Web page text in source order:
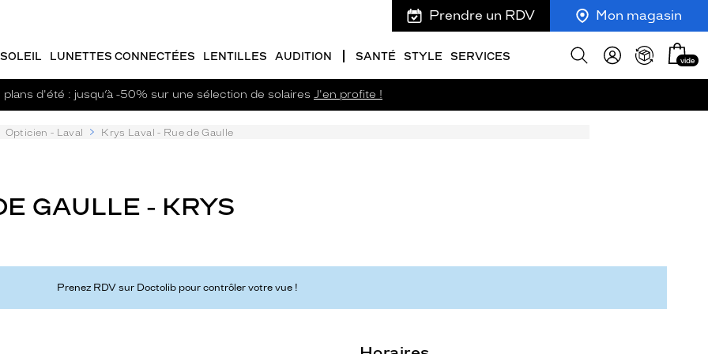
Prendre un RDV Mon magasin
LUNETTES CONNECTÉES LENTILLES AUDITION SANTÉ STYLE SERVICES
Afficher
Mon
panier
vide
plans d'été : jusqu’à -50% sur une sélection de solaires J'en profite !
Opticien - Laval Krys Laval - Rue de Gaulle
GAULLE - KRYS
Prenez RDV sur Doctolib pour contrôler votre vue !